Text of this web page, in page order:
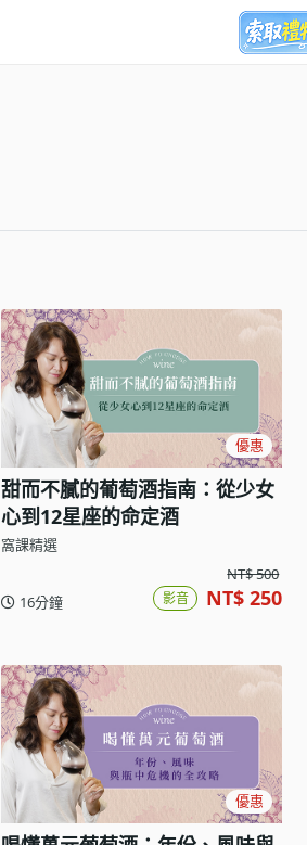
優惠
甜而不膩的葡萄酒指南：從少女
心到12星座的命定酒
窩課精選
16分鐘
NT$ 500
影音 NT$ 250
優惠